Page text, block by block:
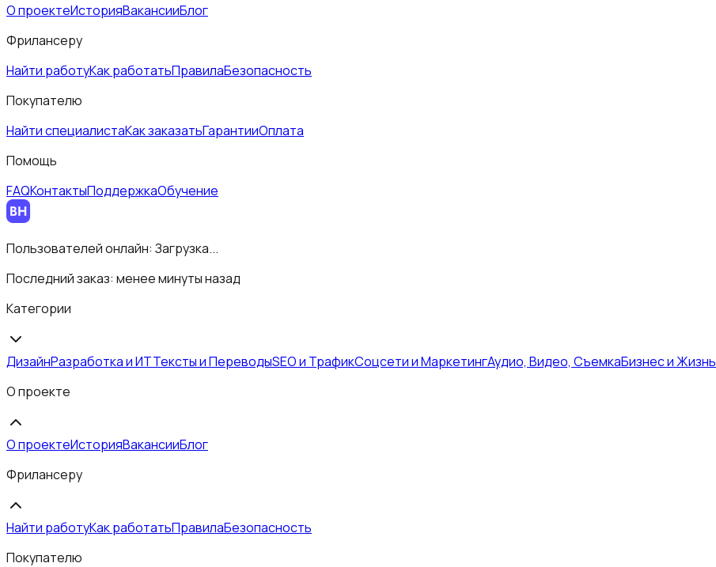
О проектеИсторияВакансииБлог
Фрилансеру
Найти работуКак работатьПравилаБезопасность
Покупателю
Найти специалистаКак заказатьГарантииОплата
Помощь
FAQКонтактыПоддержкаОбучение
Пользователей онлайн: Загрузка...
Последний заказ: менее минуты назад
Категории
ДизайнРазработка и ИТТексты и ПереводыSEO и ТрафикСоцсети и МаркетингАудио, Видео, СъемкаБизнес и Жизнь
О проекте
О проектеИсторияВакансииБлог
Фрилансеру
Найти работуКак работатьПравилаБезопасность
Покупателю